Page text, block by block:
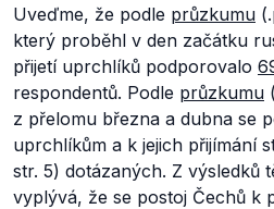
Uveďme, že podle průzkumu
který proběhl v den začátku
přijetí uprchlíků podporovalo
respondentů. Podle průzkumu
z přelomu března a dubna se
uprchlíkům a k jejich přijímání
str. 5) dotázaných. Z výsledků
vyplývá, že se postoj Čechů k